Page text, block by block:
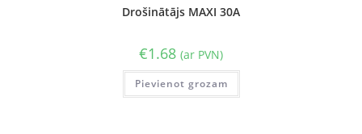
Drošinātājs MAXI 30A
€1.68 (ar PVN)
Pievienot grozam